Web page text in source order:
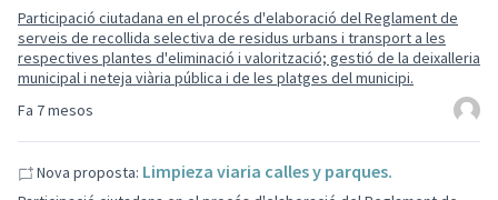
Fa 7 mesos
Participació ciutadana en el procés d'elaboració del Reglament de
serveis de recollida selectiva de residus urbans i transport a les
respectives plantes d'eliminació i valorització; gestió de la deixalleria
municipal i neteja viària pública i de les platges del municipi.
Nova proposta: Limpieza viaria calles y parques.